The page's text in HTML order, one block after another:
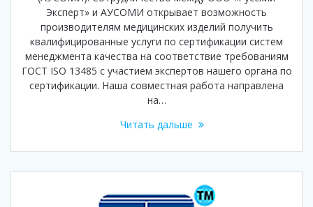
Эксперт» и АУСОМИ открывает возможность
производителям медицинских изделий получить
квалифицированные услуги по сертификации систем
менеджмента качества на соответствие требованиям
ГОСТ ISO 13485 с участием экспертов нашего органа по
сертификации. Наша совместная работа направлена
на…
Читать дальше